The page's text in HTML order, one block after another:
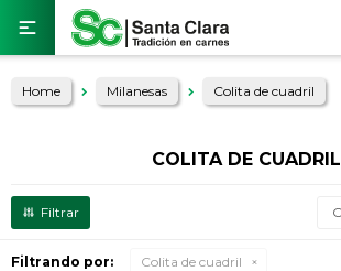

Home Milanesas Colita de cuadril
COLITA DE CUADRIL
Filtrando por: Colita de cuadril